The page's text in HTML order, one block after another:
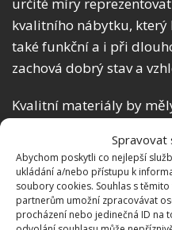
Spravovat
Abychom poskytli co nejlepší
ukládání a/nebo přístupu k
soubory cookies. Souhlas s
partnerům umožní zpracovávat
procházení nebo jedinečná ID na
kvalitního nábytku, který
také funkční a i při
zachová dobrý stav a
Kvalitní materiály by
které patří k
Zaměřte se také na to,
ladil i s vybavením v
pokud máte například